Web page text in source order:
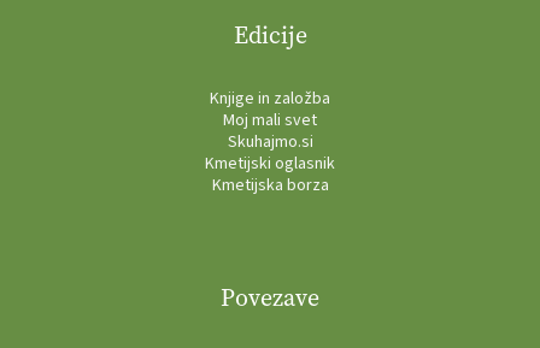
Edicije
Knjige in založba
Moj mali svet
Skuhajmo.si
Kmetijski oglasnik
Kmetijska borza
Povezave